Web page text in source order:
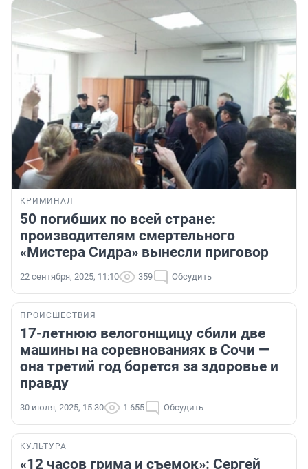
КРИМИНАЛ
50 погибших по всей стране:
производителям смертельного
«Мистера Сидра» вынесли приговор
22 сентября, 2025, 11:10 359 Обсудить
ПРОИСШЕСТВИЯ
17-летнюю велогонщицу сбили две
машины на соревнованиях в Сочи —
она третий год борется за здоровье и
правду
30 июля, 2025, 15:30 1 655 Обсудить
КУЛЬТУРА
«12 часов грима и съемок»: Сергей